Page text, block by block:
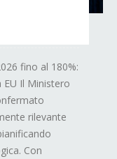
fino al 180%:
Il Ministero
rilevante
Con